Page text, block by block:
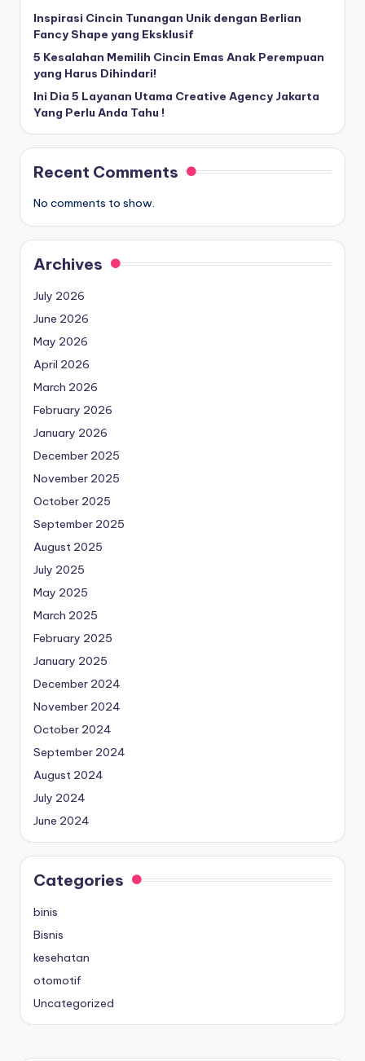
Inspirasi Cincin Tunangan Unik dengan Berlian
Fancy Shape yang Eksklusif
5 Kesalahan Memilih Cincin Emas Anak Perempuan
yang Harus Dihindari!
Ini Dia 5 Layanan Utama Creative Agency Jakarta
Yang Perlu Anda Tahu !
Recent Comments
No comments to show.
Archives
July 2026
June 2026
May 2026
April 2026
March 2026
February 2026
January 2026
December 2025
November 2025
October 2025
September 2025
August 2025
July 2025
May 2025
March 2025
February 2025
January 2025
December 2024
November 2024
October 2024
September 2024
August 2024
July 2024
June 2024
Categories
binis
Bisnis
kesehatan
otomotif
Uncategorized